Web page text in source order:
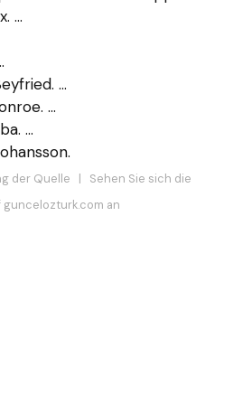
...
...
...
...
der Quelle | Sehen Sie sich die
an